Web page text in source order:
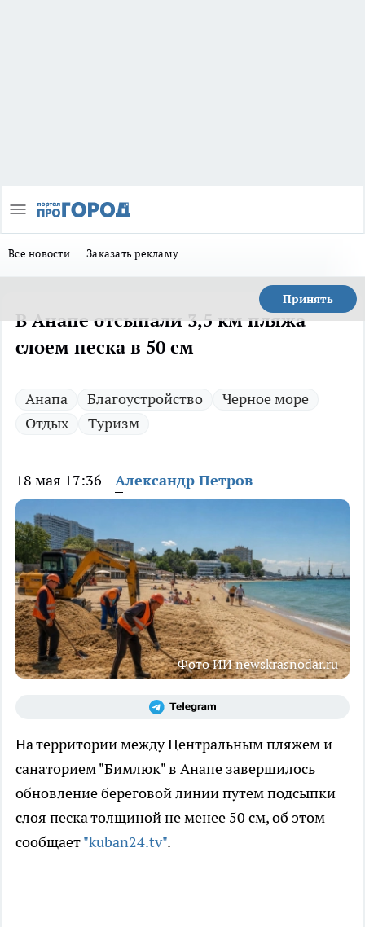
Все новости Заказать рекламу
Принять
В Анапе отсыпали 3,5 км пляжа
слоем песка в 50 см
Анапа Благоустройство
Черное море
Отдых
Туризм
18 мая 17:36 Александр Петров
Фото ИИ newskrasnodar.ru
На территории между Центральным пляжем и
санаторием "Бимлюк" в Анапе завершилось
обновление береговой линии путем подсыпки
слоя песка толщиной не менее 50 см, об этом
сообщает"kuban24.tv".